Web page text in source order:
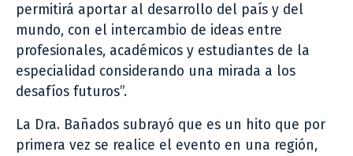
permitirá aportar al desarrollo del país y del
mundo, con el intercambio de ideas entre
profesionales, académicos y estudiantes de la
especialidad considerando una mirada a los
desafíos futuros”.
La Dra. Bañados subrayó que es un hito que por
primera vez se realice el evento en una región,